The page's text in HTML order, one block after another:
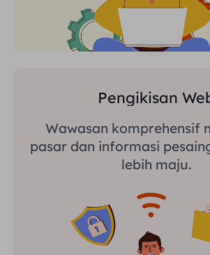
Pengikisan
Wawasan komprehensif
pasar dan informasi
lebih maju.